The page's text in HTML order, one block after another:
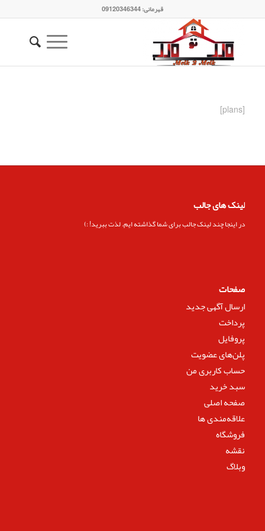
قهرمانی: 09120346344
[plans]
لینک های جالب
در اینجا چند لینک جالب برای شما گذاشته ایم. لذت ببرید! :)
صفحات
ارسال آگهی جدید
پرداخت
پروفایل
پلن‌های عضویت
حساب کاربری من
سبد خرید
صفحه اصلی
علاقه‌مندی ها
فروشگاه
نقشه
وبلاگ